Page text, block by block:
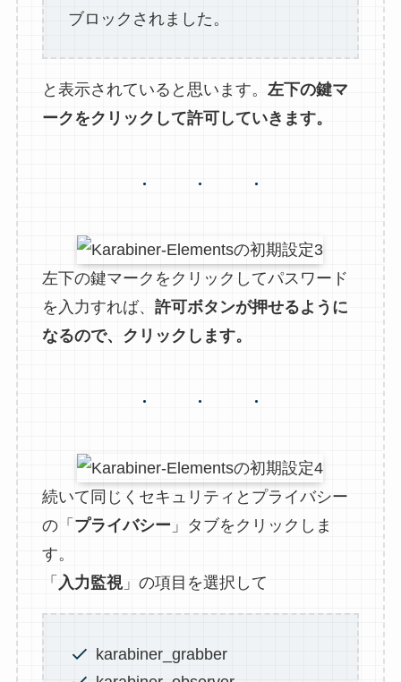
ブロックされました。
と表示されていると思います。 左下の鍵マ
ークをクリックして許可していきます。
左下の鍵マークをクリックしてパスワード
を入力すれば、 許可ボタンが押せるように
なるので、クリックします。
続いて同じくセキュリティとプライバシー
の「 プライバシー 」タブをクリックしま
す。
「 入力監視」の項目を選択して
karabiner_grabber